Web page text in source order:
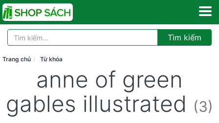
Tìm kiếm
Trang chủ Từ khóa
anne of green
gables illustrated (3)